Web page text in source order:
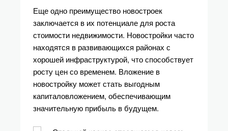
Еще одно преимущество новостроек
заключается в их потенциале для роста
стоимости недвижимости. Новостройки часто
находятся в развивающихся районах с
хорошей инфраструктурой, что способствует
росту цен со временем. Вложение в
новостройку может стать выгодным
капиталовложением, обеспечивающим
значительную прибыль в будущем.